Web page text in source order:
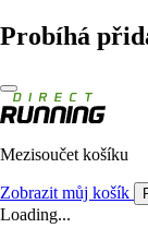
Probíhá
Mezisoučet košíku
Zobrazit můj košík
Loading...